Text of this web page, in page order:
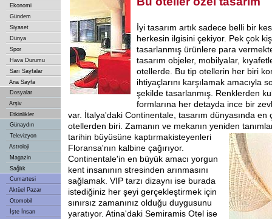
Ekonomi
Gündem
Siyaset
Dünya
Spor
Hava Durumu
Sarı Sayfalar
Ana Sayfa
Dosyalar
Arşiv
Etkinlikler
Günaydın
Televizyon
Astroloji
Magazin
Sağlık
Cumartesi
Aktüel Pazar
Otomobil
İşte İnsan
İyi tasarım artık sadece belli bir
herkesin ilgisini çekiyor. Pek çok
tasarlanmış ürünlere para
tasarım objeler, mobilyalar,
otellerde. Bu tip otellerin her biri
ihtiyaçlarını karşılamak amacıyla
şekilde tasarlanmış. Renklerden
formlarına her detayda ince bir
var. İtalya'daki Continentale, tasarım dünyasında en
otellerden biri. Zamanın ve mekanın yeniden
tarihin büyüsüne kaptırmakisteyenleri
Floransa'nın kalbine çağırıyor.
Continentale'in en büyük amacı yorgun
kent insanının stresinden arınmasını
sağlamak. VIP tarzı dizaynı ise burada
istediğiniz her şeyi gerçekleştirmek için
sınırsız zamanınız olduğu duygusunu
yaratıyor. Atina'daki Semiramis Otel ise